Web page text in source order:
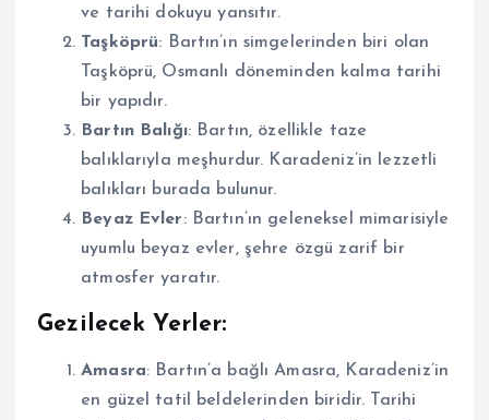
ve tarihi dokuyu yansıtır.
Taşköprü: Bartın’ın simgelerinden biri olan
Taşköprü, Osmanlı döneminden kalma tarihi
bir yapıdır.
Bartın Balığı: Bartın, özellikle taze
balıklarıyla meşhurdur. Karadeniz’in lezzetli
balıkları burada bulunur.
Beyaz Evler: Bartın’ın geleneksel mimarisiyle
uyumlu beyaz evler, şehre özgü zarif bir
atmosfer yaratır.
Gezilecek Yerler:
Amasra: Bartın’a bağlı Amasra, Karadeniz’in
en güzel tatil beldelerinden biridir. Tarihi